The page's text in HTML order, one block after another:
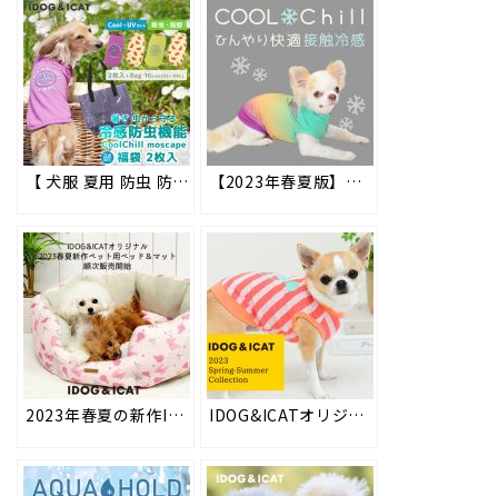
【 犬服 夏用 防虫 防蚊 ひんやり 冷感 暑さ対策 】iDogの防虫機能とひんやり快適機能を気軽にお試し！ MOSCAPE（モスケイプ）&COOL Chill（クールチル） お試し福袋 2枚入り好評販売中!! #194 【2023年春夏版】夏の暑さや紫外線から愛犬を守る！接触冷感機能のペット用ウェア「COOL Chill（クールチル）」 #198
2023年春夏の新作IDOG&ICATオリジナルペットベッド＆マットを2023年1月18日より順次販売。ひんやり接触冷感素材と防虫機能加工を施した、ペットに優しいベッドで愛犬・愛猫に心地よい眠りを。 IDOG&ICATオリジナルの春夏新作ドッグウェアを2023年2月2日より順次販売開始！愛犬の着心地を優先した高品質の犬用お洋服。防虫機能やひんやり効果などの機能ウェアも充実！